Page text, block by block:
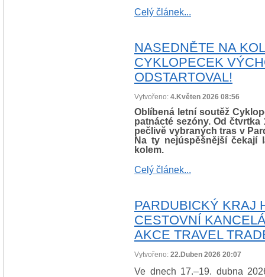
Celý článek...
NASEDNĚTE NA
CYKLOPECEK
ODSTARTOVAL!
Vytvořeno: 4.Květen 2026 08:56
Oblíbená letní soutěž
patnácté sezóny. Od
pečlivě vybraných tras v
Na ty nejúspěšnější
kolem.
Celý článek...
PARDUBICKÝ KRAJ
CESTOVNÍ
AKCE TRAVEL
Vytvořeno: 22.Duben 2026 20:07
Ve dnech 17.–19. dubna